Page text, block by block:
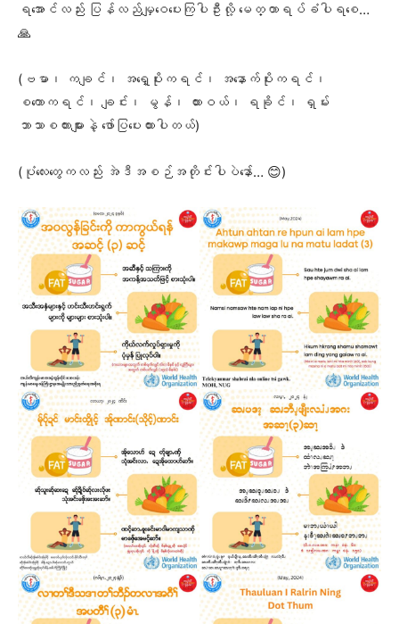
ရအောင်လည်း ပြန်လည်မျှဝေပေးကြပါဦးလို့ မေတ္တာရပ်ခံပါရစေ…
🙏
(ဗမာ၊ ကချင်၊ အရှေ့ပိုးကရင်၊ အနောက်ပိုးကရင်၊
စကောကရင်၊ ချင်း၊ မွန်၊ ထားဝယ်၊ ရခိုင်၊ ရှမ်း
ဘာသာစကားများနဲ့ ဖော်ပြပေးထားပါတယ်)
(ပုံလေးတွေကလည်း အဲဒီအစဉ်အတိုင်းပါပဲနော်… 😊)